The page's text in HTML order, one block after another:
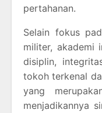
pertahanan.
Selain fokus
militer, akademi
disiplin,
tokoh terkenal
yang
menjadikannya